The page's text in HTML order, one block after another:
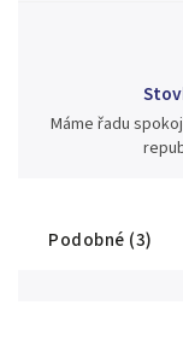
Máme řadu
Podobné (3)